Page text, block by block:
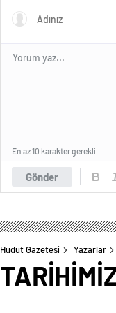
Gönder
En az 10 karakter gerekli
Hudut Gazetesi Yazarlar